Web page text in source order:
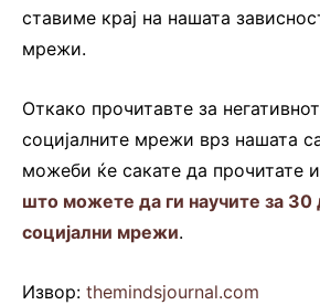
ставиме крај на нашата
мрежи.
Откако прочитавте за
социјалните мрежи врз нашата
можеби ќе сакате да прочитате
што можете да ги научите за 30
социјални мрежи.
Извор: themindsjournal.com